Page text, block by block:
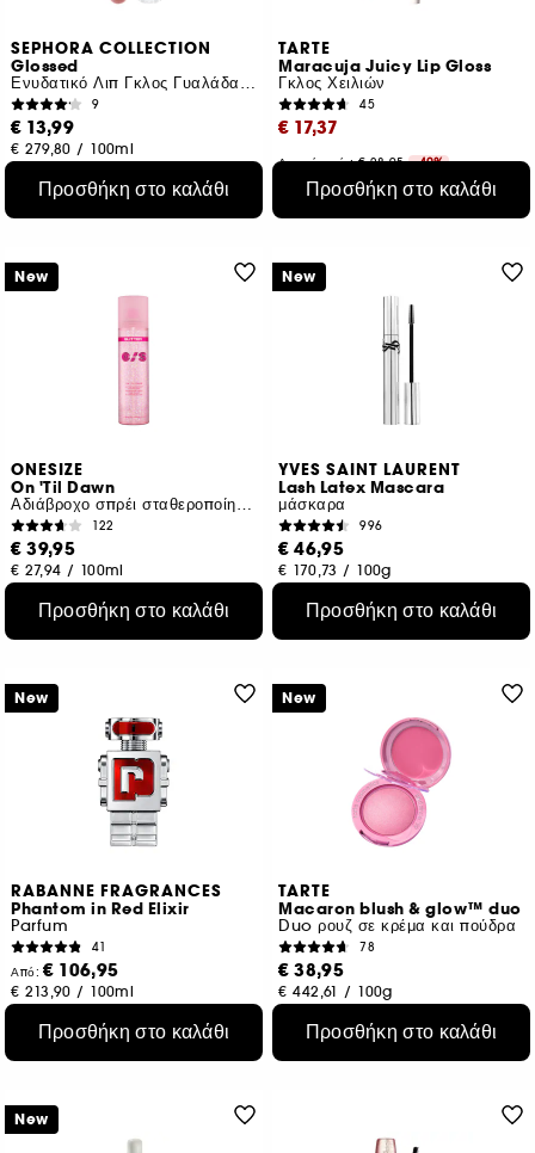
SEPHORA COLLECTION
Glossed
Ενυδατικό Λιπ Γκλος Γυαλάδα Με Εφέ Καθρέφτη
9
€ 13,99
€ 279,80 / 100ml
14 αποχρώσεις
Προσθήκη στο καλάθι
TARTE
Maracuja Juicy Lip Gloss
Γκλος Χειλιών
45
€ 17,37
Αρχική τιμή : € 28,95 -40%
€ 579,00 /100g
Προσθήκη στο καλάθι
ONESIZE
On 'Til Dawn
Αδιάβροχο σπρέι σταθεροποίησης μακράς διαρκείας με γκλίτερ
122
€ 39,95
€ 27,94 / 100ml
Προσθήκη στο καλάθι
New
YVES SAINT LAURENT
Lash Latex Mascara
μάσκαρα
996
€ 46,95
€ 170,73 / 100g
Προσθήκη στο καλάθι
New
RABANNE FRAGRANCES
Phantom in Red Elixir
Parfum
41
Από:€ 106,95
€ 213,90 / 100ml
4 μεγέθη
Προσθήκη στο καλάθι
New
TARTE
Macaron blush & glow™ duo
Duo ρουζ σε κρέμα και πούδρα
78
€ 38,95
€ 442,61 / 100g
4 αποχρώσεις
Προσθήκη στο καλάθι
New
New